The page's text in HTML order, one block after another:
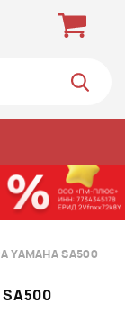
SA500